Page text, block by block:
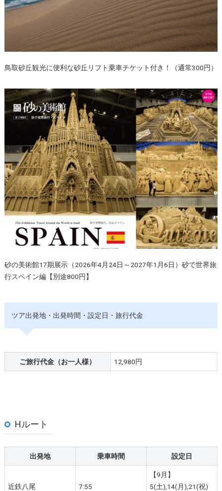
鳥取砂丘観光に便利な砂丘リフト乗車チケット付き！（通常300円）
砂の美術館17期展示（2026年4月24日～2027年1月6日）砂で世界旅
行スペイン編【別途800円】
ツア出発地・出発時間・設定日・旅行代金
ご旅行代金 （お一人様） 12,980円
Hルート
出発地 乗車時間 設定日
近鉄八尾 7:55
【9月】
5(土),14(月),21(祝)